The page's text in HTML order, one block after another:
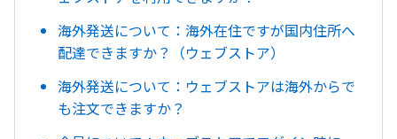
海外発送について：海外在住ですが国内住所へ
配達できますか？（ウェブストア）
海外発送について：ウェブストアは海外からで
も注文できますか？